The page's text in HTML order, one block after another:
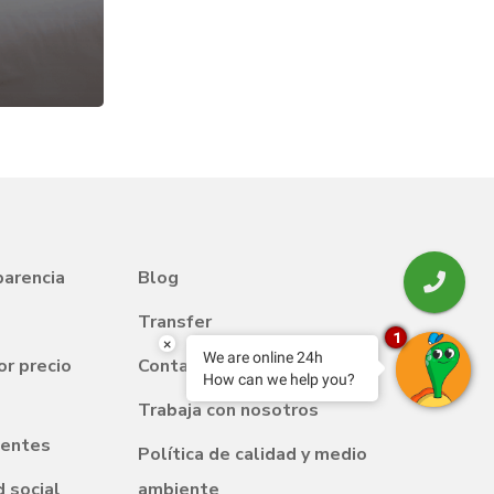
precio
social
Blog
Transfer
Contacto
Trabaja con nosotros
Política de calidad y medio
ambiente
×
We are online 24h
How can we help you?
1